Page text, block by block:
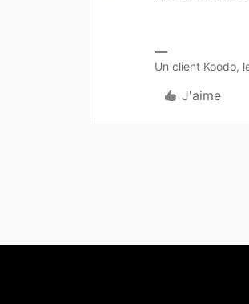
Un client Koodo,
J'aime